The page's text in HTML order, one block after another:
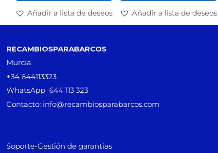
Añadir a lista de deseos Añadir a lista de deseos
RECAMBIOSPARABARCOS
Murcia
+34 644113323
WhatsApp 644 113 323
Contacto: info@recambiosparabarcos.com
Soporte-Gestión de garantías